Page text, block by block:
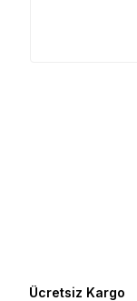
Ücretsiz Kargo